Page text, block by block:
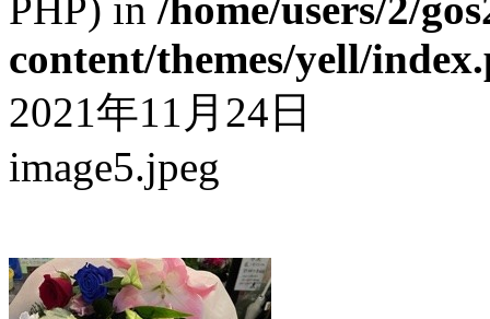
content/themes/yell/
2021年11月24日
image5.jpeg